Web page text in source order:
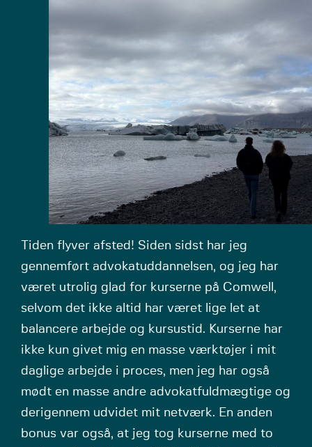
Tiden flyver afsted! Siden sidst har jeg
gennemført advokatuddannelsen, og jeg har
været utrolig glad for kurserne på Comwell,
selvom det ikke altid har været lige let at
balancere arbejde og kursustid. Kurserne har
ikke kun givet mig en masse værktøjer i mit
daglige arbejde i proces, men jeg har også
mødt en masse andre advokatfuldmægtige og
derigennem udvidet mit netværk. En anden
bonus var også, at jeg tog kurserne med to